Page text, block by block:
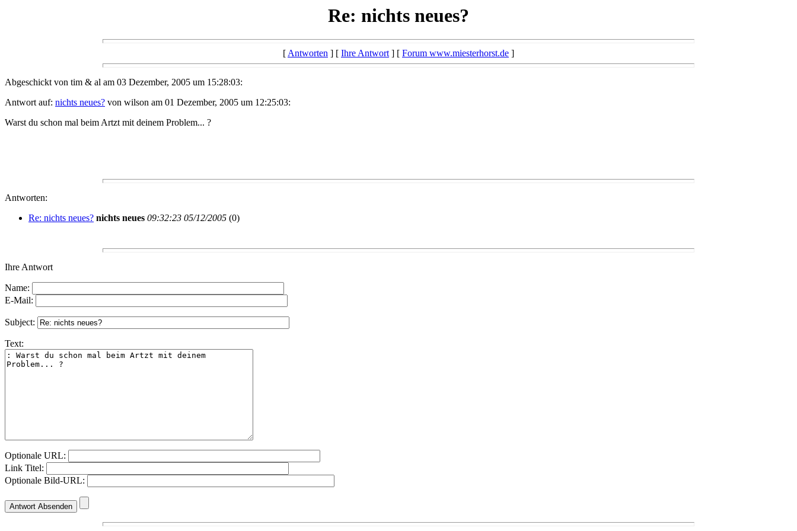
Re: nichts neues?
[Antworten ] [ Ihre Antwort] [ Forum www.miesterhorst.de ]
Abgeschickt von tim & al am 03 Dezember, 2005 um 15:28:03:
Antwort auf: nichts neues? von wilson am 01 Dezember, 2005 um 12:25:03:
Warst du schon mal beim Artzt mit deinem Problem... ?
Antworten:
Re: nichts neues? nichts neues 09:32:23 05/12/2005 (0)
Ihre Antwort
Name:
E-Mail:
Subject:
Text:
Optionale URL:
Link Titel:
Optionale Bild-URL: